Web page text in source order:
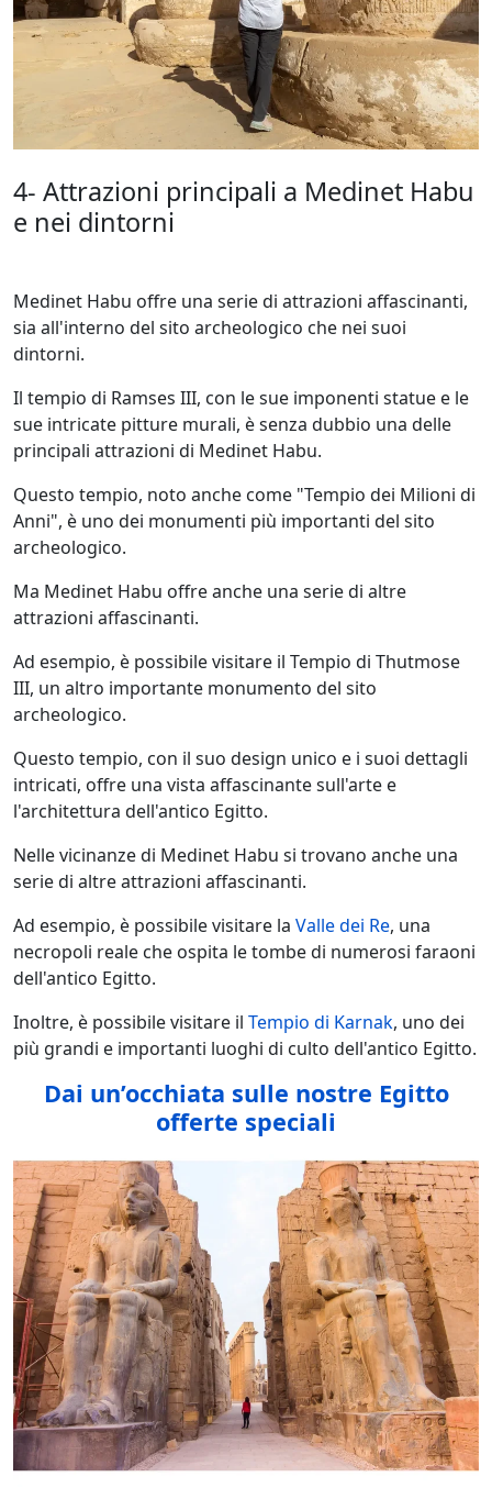
4- Attrazioni principali a Medinet Habu
e nei dintorni
Medinet Habu offre una serie di attrazioni affascinanti,
sia all'interno del sito archeologico che nei suoi
dintorni.
Il tempio di Ramses III, con le sue imponenti statue e le
sue intricate pitture murali, è senza dubbio una delle
principali attrazioni di Medinet Habu.
Questo tempio, noto anche come "Tempio dei Milioni di
Anni", è uno dei monumenti più importanti del sito
archeologico.
Ma Medinet Habu offre anche una serie di altre
attrazioni affascinanti.
Ad esempio, è possibile visitare il Tempio di Thutmose
III, un altro importante monumento del sito
archeologico.
Questo tempio, con il suo design unico e i suoi dettagli
intricati, offre una vista affascinante sull'arte e
l'architettura dell'antico Egitto.
Nelle vicinanze di Medinet Habu si trovano anche una
serie di altre attrazioni affascinanti.
Ad esempio, è possibile visitare la Valle dei Re, una
necropoli reale che ospita le tombe di numerosi faraoni
dell'antico Egitto.
Inoltre, è possibile visitare il Tempio di Karnak, uno dei
più grandi e importanti luoghi di culto dell'antico Egitto.
Dai un’occhiata sulle nostre Egitto
offerte speciali